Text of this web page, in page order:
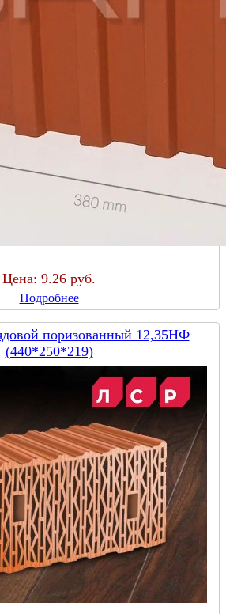
Цена: 9.26 руб.
Подробнее
поризованный 12,35НФ
(440*250*219)